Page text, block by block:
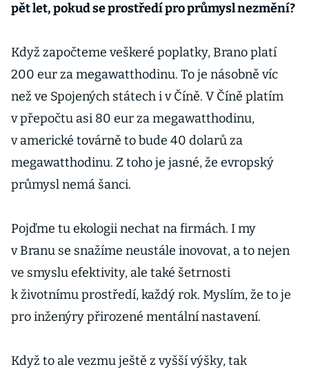
pět let, pokud se prostředí pro průmysl nezmění?
Když započteme veškeré poplatky, Brano platí
200 eur za megawatthodinu. To je násobně víc
než ve Spojených státech i v Číně. V Číně platím
v přepočtu asi 80 eur za megawatthodinu,
v americké továrně to bude 40 dolarů za
megawatthodinu. Z toho je jasné, že evropský
průmysl nemá šanci.
Pojďme tu ekologii nechat na firmách. I my
v Branu se snažíme neustále inovovat, a to nejen
ve smyslu efektivity, ale také šetrnosti
k životnímu prostředí, každý rok. Myslím, že to je
pro inženýry přirozené mentální nastavení.
Když to ale vezmu ještě z vyšší výšky, tak